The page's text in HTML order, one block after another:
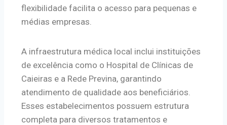
flexibilidade facilita o acesso para pequenas e
médias empresas.
A infraestrutura médica local inclui instituições
de excelência como o Hospital de Clínicas de
Caieiras e a Rede Previna, garantindo
atendimento de qualidade aos beneficiários.
Esses estabelecimentos possuem estrutura
completa para diversos tratamentos e